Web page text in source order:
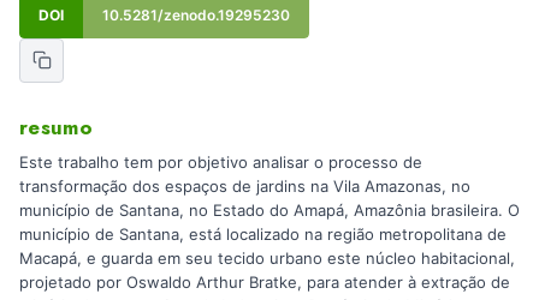
DOI 10.5281/zenodo.19295230
resumo
Este trabalho tem por objetivo analisar o processo de
transformação dos espaços de jardins na Vila Amazonas, no
município de Santana, no Estado do Amapá, Amazônia brasileira. O
município de Santana, está localizado na região metropolitana de
Macapá, e guarda em seu tecido urbano este núcleo habitacional,
projetado por Oswaldo Arthur Bratke, para atender à extração de